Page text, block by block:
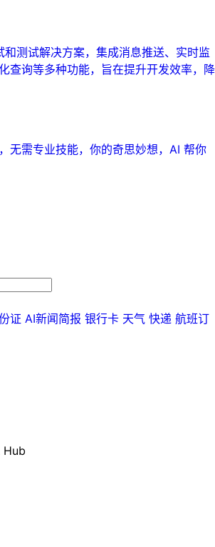
和测试解决方案，集成消息推送、实时监
查询等多种功能，旨在提升开发效率，降
无需专业技能，你的奇思妙想，AI 帮你
证 AI新闻简报 银行卡 天气 快递 航班订
Hub